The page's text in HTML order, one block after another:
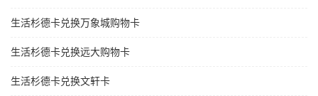
生活杉德卡兑换万象城购物卡
生活杉德卡兑换远大购物卡
生活杉德卡兑换文轩卡